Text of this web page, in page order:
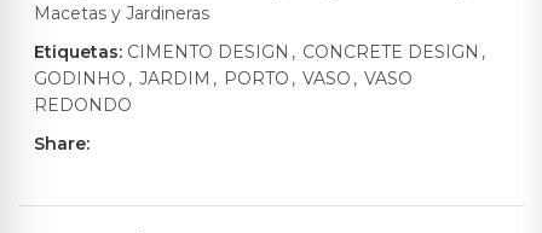
Macetas y Jardineras
Etiquetas: CIMENTO DESIGN , CONCRETE DESIGN ,
GODINHO , JARDIM , PORTO , VASO , VASO
REDONDO
Share: